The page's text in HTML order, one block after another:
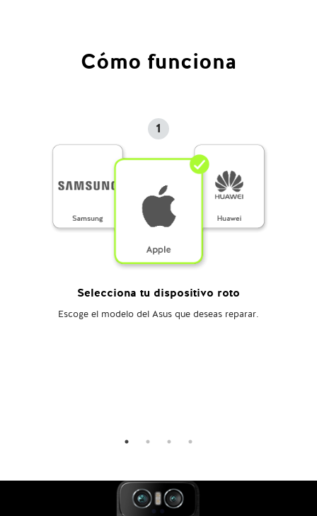
Cómo funciona
1
Selecciona tu dispositivo roto
Escoge el modelo del Asus que deseas reparar.